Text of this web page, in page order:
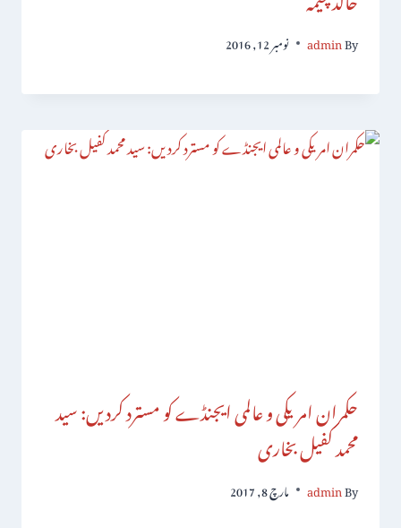
By
admin نومبر 12, 2016
حکمران امریکی و عالمی ایجنڈے کو مسترد کردیں: سید
محمد کفیل بخاری
By
admin مارچ 8, 2017